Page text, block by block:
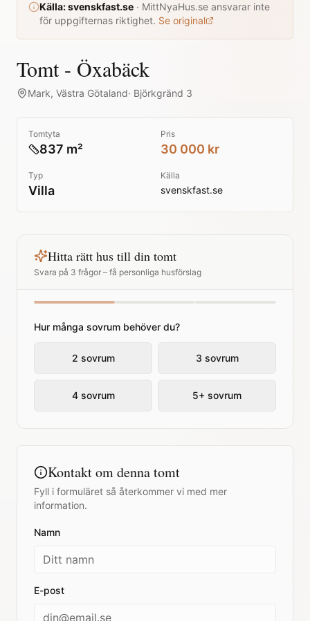
Källa:svenskfast.se · MittNyaHus.se ansvarar inte
för uppgifternas riktighet. Se original
Tomt - Öxabäck
Mark, Västra Götaland· Björkgränd 3
Tomtyta
837 m²
Pris
30 000 kr
Typ
Villa
Källa
svenskfast.se
Hitta rätt hus till din tomt
Svara på 3 frågor – få personliga husförslag
Hur många sovrum behöver du?
2 sovrum 3 sovrum
4 sovrum 5+ sovrum
Kontakt om denna tomt
Fyll i formuläret så återkommer vi med mer
information.
Namn
E-post